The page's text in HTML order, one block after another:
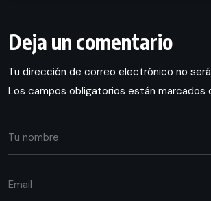
Deja un comentario
Tu dirección de correo electrónico no
Los campos obligatorios están marcados